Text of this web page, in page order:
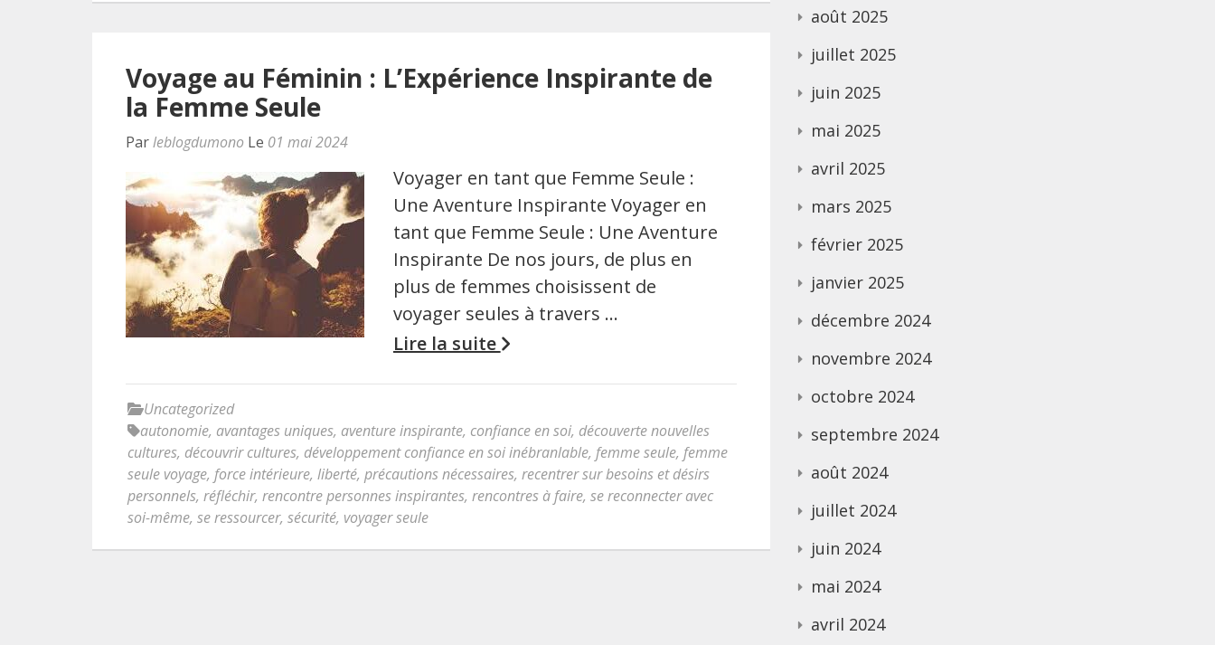
Voyage au Féminin : L’Expérience Inspirante de
la Femme Seule
Parleblogdumono Le 01 mai 2024
Voyager en tant que Femme Seule :
Une Aventure Inspirante Voyager en
tant que Femme Seule : Une Aventure
Inspirante De nos jours, de plus en
plus de femmes choisissent de
voyager seules à travers …
Lire la suite
Uncategorized
autonomie, avantages uniques, aventure inspirante, confiance en soi, découverte nouvelles
cultures, découvrir cultures, développement confiance en soi inébranlable, femme seule, femme
seule voyage, force intérieure, liberté, précautions nécessaires, recentrer sur besoins et désirs
personnels, réfléchir, rencontre personnes inspirantes, rencontres à faire, se reconnecter avec
soi-même, se ressourcer, sécurité, voyager seule
août 2025
juillet 2025
juin 2025
mai 2025
avril 2025
mars 2025
février 2025
janvier 2025
décembre 2024
novembre 2024
octobre 2024
septembre 2024
août 2024
juillet 2024
juin 2024
mai 2024
avril 2024